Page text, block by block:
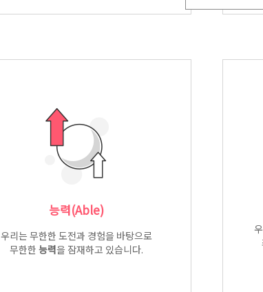
능력(Able)
우리는 무한한 도전과 경험을 바탕으로
무한한 능력을 잠재하고 있습니다.